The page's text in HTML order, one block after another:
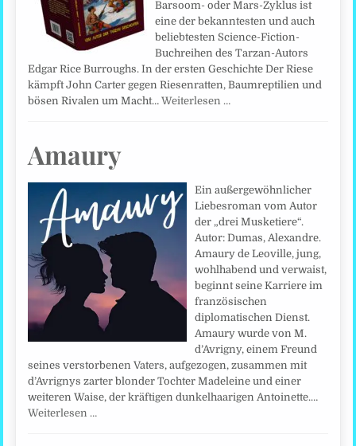
Barsoom- oder Mars-Zyklus ist
eine der bekanntesten und auch
beliebtesten Science-Fiction-
Buchreihen des Tarzan-Autors
Edgar Rice Burroughs. In der ersten Geschichte Der Riese
kämpft John Carter gegen Riesenratten, Baumreptilien und
bösen Rivalen um Macht…Weiterlesen …
Amaury
Ein außergewöhnlicher
Liebesroman vom Autor
der „drei Musketiere“.
Autor: Dumas, Alexandre.
Amaury de Leoville, jung,
wohlhabend und verwaist,
beginnt seine Karriere im
französischen
diplomatischen Dienst.
Amaury wurde von M.
d’Avrigny, einem Freund
seines verstorbenen Vaters, aufgezogen, zusammen mit
d’Avrignys zarter blonder Tochter Madeleine und einer
weiteren Waise, der kräftigen dunkelhaarigen Antoinette.…
Weiterlesen …